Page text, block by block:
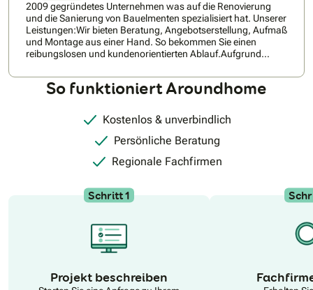
2009 gegründetes Unternehmen was auf die Renovierung
und die Sanierung von Bauelmenten spezialisiert hat. Unserer
Leistungen:Wir bieten Beratung, Angebotserstellung, Aufmaß
und Montage aus einer Hand. So bekommen Sie einen
reibungslosen und kundenorientierten Ablauf.Aufgrund
Verputzarbeiten nach dem Tausch.
So funktioniert Aroundhome
Kostenlos & unverbindlich
Persönliche Beratung
Regionale Fachfirmen
Schritt 1
Projekt beschreiben